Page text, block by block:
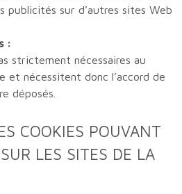
publicités sur d’autres sites Web
:
strictement nécessaires au
et nécessitent donc l’accord de
déposés.
COOKIES POUVANT
LES SITES DE LA